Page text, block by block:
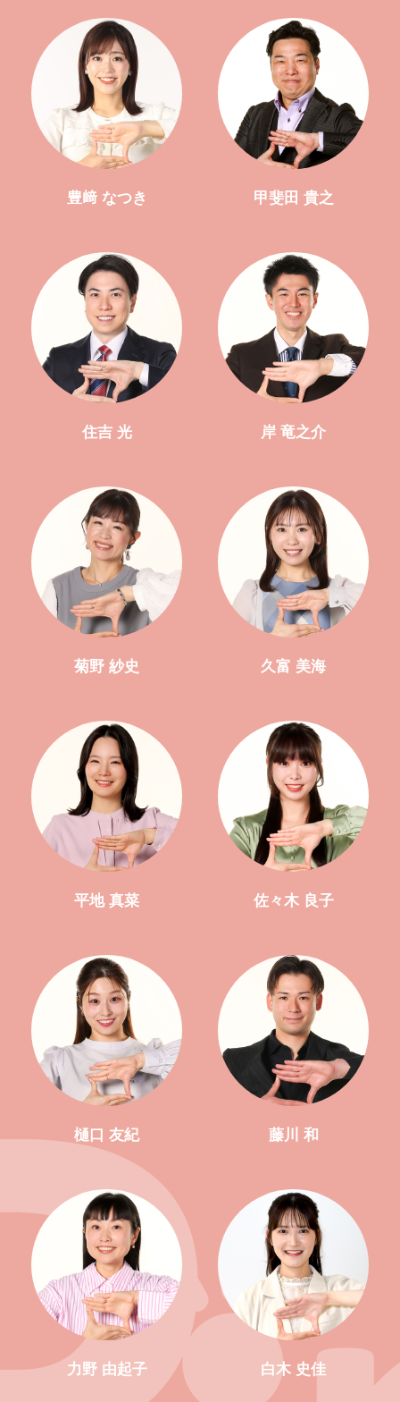
豊﨑 なつき 甲斐田 貴之
住吉 光 岸 竜之介
菊野 紗史 久富 美海
平地 真菜 佐々木 良子
樋口 友紀 藤川 和
力野 由起子 白木 史佳